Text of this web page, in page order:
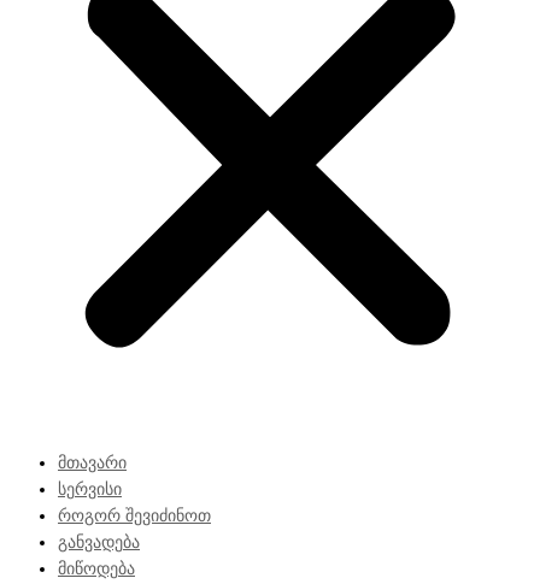
მთავარი
სერვისი
როგორ შევიძინოთ
განვადება
მიწოდება